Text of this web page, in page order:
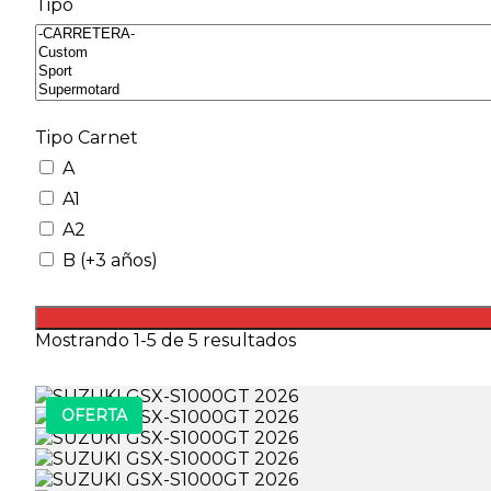
Tipo
Tipo Carnet
A
A1
A2
B (+3 años)
Mostrando 1-5 de 5 resultados
OFERTA